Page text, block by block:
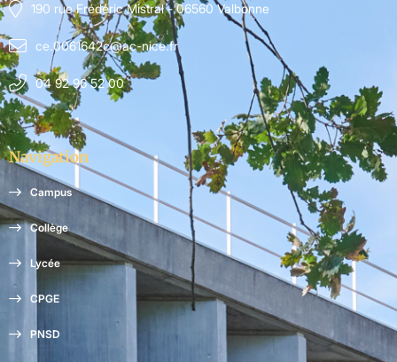
Navigation
Campus
Collège
Lycée
CPGE
PNSD
190 rue Frédéric Mistral - 06560 Valbonne
ce.0061642c@ac-nice.fr
04 92 96 52 00